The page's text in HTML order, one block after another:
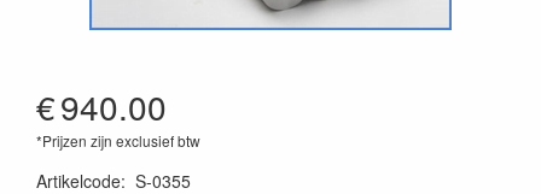
€940.00
*Prijzen zijn exclusief btw
Artikelcode: S-0355